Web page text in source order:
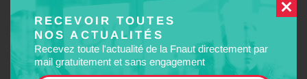
RECEVOIR TOUTES
NOS ACTUALITÉS
Recevez toute l'actualité de la Fnaut directement par
mail gratuitement et sans engagement
Les tarifs doivent être simplifiés et
l’information des usagers
améliorée, en particulier sur les tarifications sociales et solidaires.
L’insécurité
Qu’il s’agisse d’agressions contre les voyageurs ou les agents de